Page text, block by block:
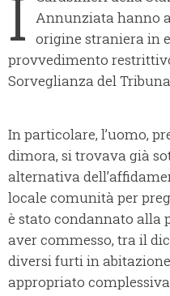
I Annunziata hanno
origine straniera in
provvedimento
Sorveglianza del
In particolare, l’uomo,
dimora, si trovava già
alternativa
locale comunità per
è stato condannato alla
aver commesso, tra il
diversi furti in
appropriato